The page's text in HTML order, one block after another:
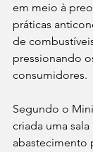
em meio à
práticas
de
pressionando
consumidores.
Segundo o
criada uma
abastecimento